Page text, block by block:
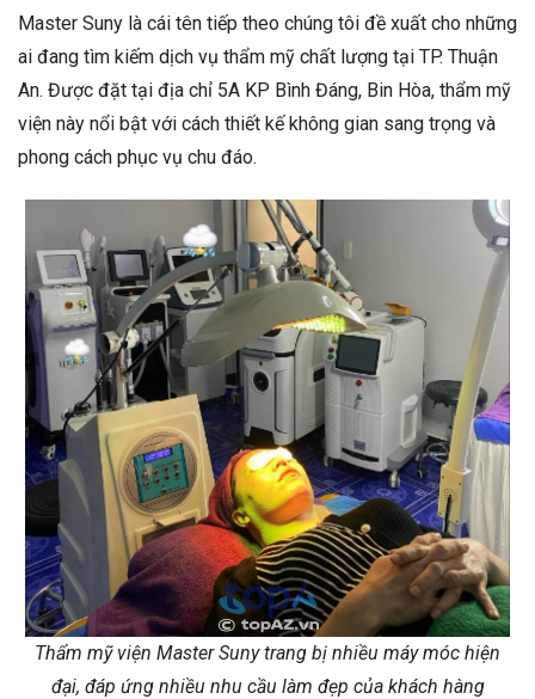
Master Suny là cái tên tiếp theo chúng tôi đề xuất cho những
ai đang tìm kiếm dịch vụ thẩm mỹ chất lượng tại TP. Thuận
An. Được đặt tại địa chỉ 5A KP Bình Đáng, Bin Hòa, thẩm mỹ
viện này nổi bật với cách thiết kế không gian sang trọng và
phong cách phục vụ chu đáo.
Thẩm mỹ viện Master Suny trang bị nhiều máy móc hiện
đại, đáp ứng nhiều nhu cầu làm đẹp của khách hàng